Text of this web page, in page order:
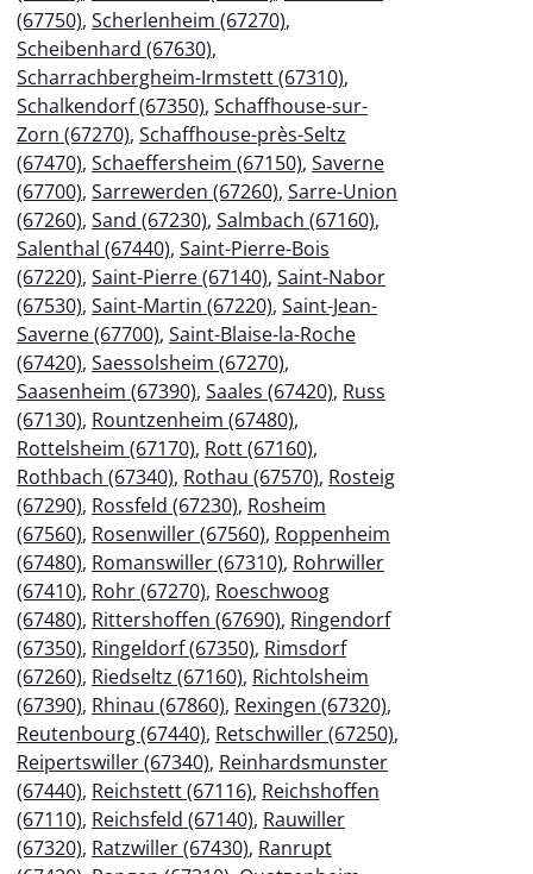
(67750), Scherlenheim (67270),
Scheibenhard (67630),
Scharrachbergheim-Irmstett (67310),
Schalkendorf (67350), Schaffhouse-sur-
Zorn (67270), Schaffhouse-près-Seltz
(67470), Schaeffersheim (67150), Saverne
(67700), Sarrewerden (67260), Sarre-Union
(67260), Sand (67230), Salmbach (67160),
Salenthal (67440), Saint-Pierre-Bois
(67220), Saint-Pierre (67140), Saint-Nabor
(67530), Saint-Martin (67220), Saint-Jean-
Saverne (67700), Saint-Blaise-la-Roche
(67420), Saessolsheim (67270),
Saasenheim (67390), Saales (67420), Russ
(67130), Rountzenheim (67480),
Rottelsheim (67170), Rott (67160),
Rothbach (67340), Rothau (67570), Rosteig
(67290), Rossfeld (67230), Rosheim
(67560), Rosenwiller (67560), Roppenheim
(67480), Romanswiller (67310), Rohrwiller
(67410), Rohr (67270), Roeschwoog
(67480), Rittershoffen (67690), Ringendorf
(67350), Ringeldorf (67350), Rimsdorf
(67260), Riedseltz (67160), Richtolsheim
(67390), Rhinau (67860), Rexingen (67320),
Reutenbourg (67440), Retschwiller (67250),
Reipertswiller (67340), Reinhardsmunster
(67440), Reichstett (67116), Reichshoffen
(67110), Reichsfeld (67140), Rauwiller
(67320), Ratzwiller (67430), Ranrupt